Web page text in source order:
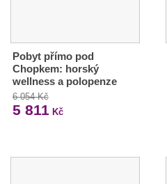
Pobyt přímo pod
Chopkem: horský
wellness a polopenze
6 054 Kč
5 811 Kč